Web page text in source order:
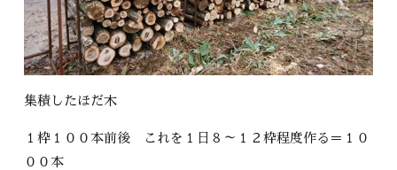
集積したほだ木
１枠１００本前後 これを１日８～１２枠程度作る＝１０
００本